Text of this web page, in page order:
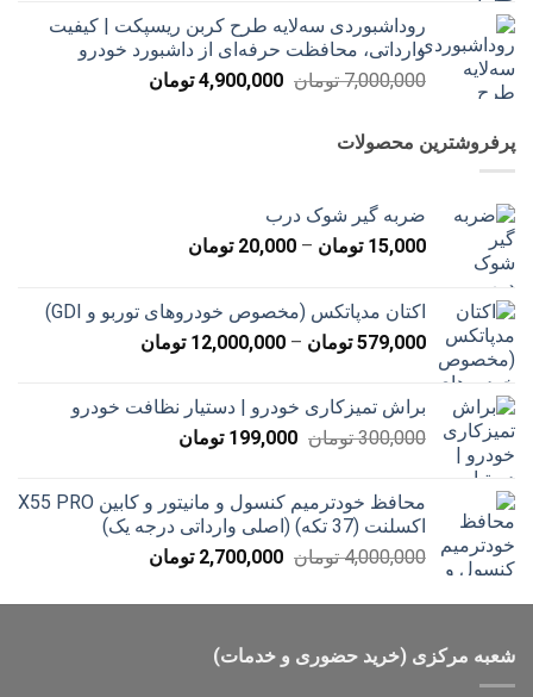
7,000,000 تومان
بود.
4,900,000 تومان
است.
روداشبوردی سه‌لایه طرح کربن ریسپکت | کیفیت
وارداتی، محافظت حرفه‌ای از داشبورد خودرو
7,000,000 تومان قیمت
4,900,000 تومانقیمت
پرفروشترین محصولات
ضربه گیر شوک درب
15,000 تومان –
20,000 تومان
تا
20,000 تومان
اکتان مدپاتکس (مخصوص خودروهای توربو و GDI)
579,000 تومان –
12,000,000 تومان
تا
براش تمیزکاری خودرو | دستیار نظافت خودرو
300,000 تومان قیمت
بود.
199,000 تومانقیمت
است.
محافظ خودترمیم کنسول و مانیتور و کابین X55 PRO
اکسلنت (37 تکه) (اصلی وارداتی درجه یک)
4,000,000 تومان قیمت
4,000,000 تومان
2,700,000 تومانقیمت
2,700,000 تومان
شعبه مرکزی (خرید حضوری و خدمات)